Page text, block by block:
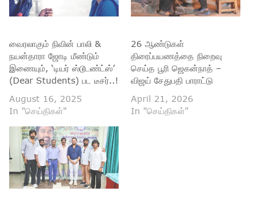
வைரலாகும் நிவின் பாலி &
நயன்தாரா ஜோடி மீண்டும்
இணையும், ‘டியர் ஸ்டூடண்ட்ஸ்’
(Dear Students) பட டீசர்..!
August 16, 2025
In "செய்திகள்"
26 ஆண்டுகள்
திரைப்பயணத்தை நிறைவு
செய்த பூரி ஜெகன்நாத் –
விஜய் சேதுபதி பாராட்டு
April 21, 2026
In "செய்திகள்"